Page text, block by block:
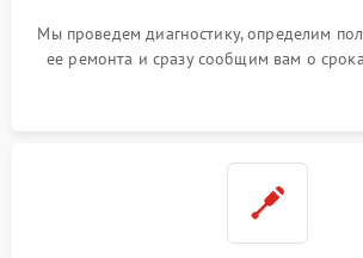
Мы проведем диагностику, определим
ее ремонта и сразу сообщим вам о